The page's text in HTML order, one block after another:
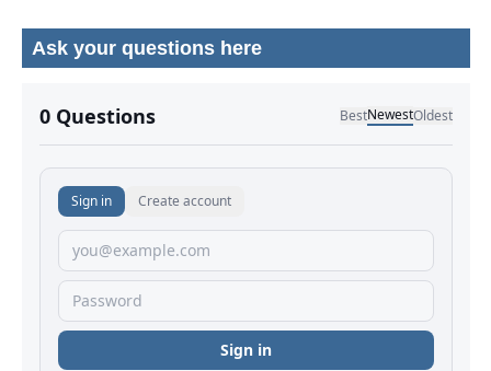
Ask your questions here
No comments yet.